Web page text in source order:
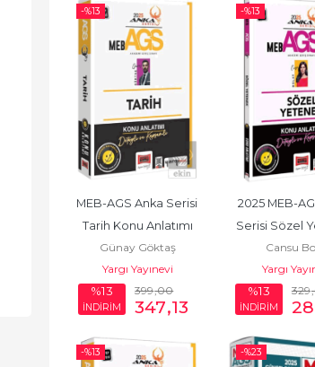
-%13
MEB-AGS Anka Serisi
Tarih Konu Anlatımı
Günay Göktaş
Yargı Yayınevi
%13
İNDİRİM
399,00
347,13
-%13
2025 MEB-
Serisi Sözel
Konu
Cansu
Yargı
%13
İNDİRİM
329
-%13 -%23